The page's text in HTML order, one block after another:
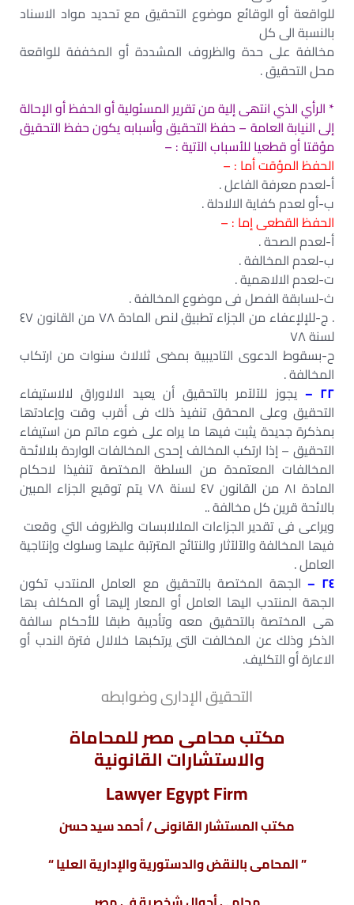
للواقعة أو الوقائع موضوع التحقيق مع تحديد مواد الاسناد
بالنسبة الى كل
مخالفة على حدة والظروف المشددة أو المخففة للواقعة
محل التحقيق .
* الرأي الذي انتھى إلية من تقرير المسئولية أو الحفظ أو الإحالة
إلى النيابة العامة – حفظ التحقيق وأسبابه يكون حفظ التحقيق
مؤقتا أو قطعيا للأسباب الآتية : –
الحفظ المؤقت أما : –
أ-لعدم معرفة الفاعل .
ب-أو لعدم كفاية الالادلة .
الحفظ القطعى إما : –
أ-لعدم الصحة .
ب-لعدم المخالفة .
ت-لعدم الالاھمية .
ث-لسابقة الفصل فى موضوع المخالفة .
. ج-للإلإعفاء من الجزاء تطبيق لنص المادة ٧٨ من القانون ٤٧
لسنة ٧٨
ح-بسقوط الدعوى التاديبية بمضى ثلالاث سنوات من ارتكاب
المخالفة .
٢٢ –
يجوز للآلآمر بالتحقيق أن يعيد الالاوراق لالاستيفاء
التحقيق وعلى المحقق تنفيذ ذلك فى أقرب وقت وإعادتھا
بمذكرة جديدة يثبت فيھا ما يراه على ضوء ماتم من استيفاء
التحقيق – إذا ارتكب المخالف إحدى المخالفات الواردة بلالائحة
المخالفات المعتمدة من السلطة المختصة تنفيذا لاحكام
المادة ٨١ من القانون ٤٧ لسنة ٧٨ يتم توقيع الجزاء المبين
بالائحة قرين كل مخالفة ..
ويراعى فى تقدير الجزاءات الملالابسات والظروف التي وقعت
فيھا المخالفة والآلآثار والنتائج المترتبة عليھا وسلوك وإنتاجية
العامل .
٢٤ –
الجھة المختصة بالتحقيق مع العامل المنتدب تكون
الجھة المنتدب اليھا العامل أو المعار إليھا أو المكلف بھا
ھى المختصة بالتحقيق معه وتأديبة طبقا للأحكام سالفة
الذكر وذلك عن المخالفت التى يرتكبھا خلالال فترة الندب أو
الاعارة أو التكليف.
التحقيق الإدارى وضوابطه
مكتب محامى مصر للمحاماة
والاستشارات القانونية
Lawyer Egypt Firm
مكتب المستشار القانونى / أحمد سيد حسن
” المحامى بالنقض والدستورية والإدارية العليا “